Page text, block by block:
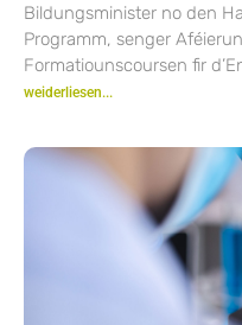
Bildungsminister no den
Programm, senger
Formatiounscoursen fir
weiderliesen...